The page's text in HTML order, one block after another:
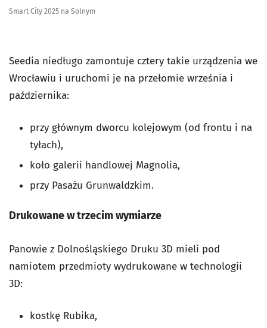
Smart City 2025 na Solnym
Seedia niedługo zamontuje cztery takie urządzenia we
Wrocławiu i uruchomi je na przełomie września i
października:
przy głównym dworcu kolejowym (od frontu i na
tyłach),
koło galerii handlowej Magnolia,
przy Pasażu Grunwaldzkim.
Drukowane w trzecim wymiarze
Panowie z Dolnośląskiego Druku 3D mieli pod
namiotem przedmioty wydrukowane w technologii
3D:
kostkę Rubika,